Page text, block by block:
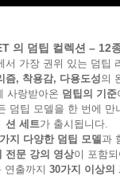
PAYCO 바
의 덤팁 컬렉션 – 12
서 가장 권위 있는 덤팁
즘, 착용감, 다용도성의
사랑받아온 덤 팁의 기준
덤팁 모델을 한 번에 만
션 세트가 출시됩니다.
지 다양한 덤팁 모델
전문 강의 영상이 포함
연출까지 30가지 이상의